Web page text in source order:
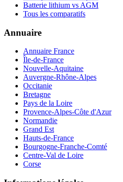
Batterie lithium vs AGM
Tous les comparatifs
Annuaire
Annuaire France
Île-de-France
Nouvelle-Aquitaine
Auvergne-Rhône-Alpes
Occitanie
Bretagne
Pays de la Loire
Provence-Alpes-Côte d'Azur
Normandie
Grand Est
Hauts-de-France
Bourgogne-Franche-Comté
Centre-Val de Loire
Corse